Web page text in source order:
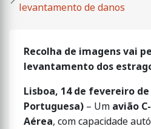
levantamento de danos
Recolha de imagens vai
levantamento dos
Lisboa, 14 de fevereiro de
Portuguesa) – Um avião
Aérea, com capacidade